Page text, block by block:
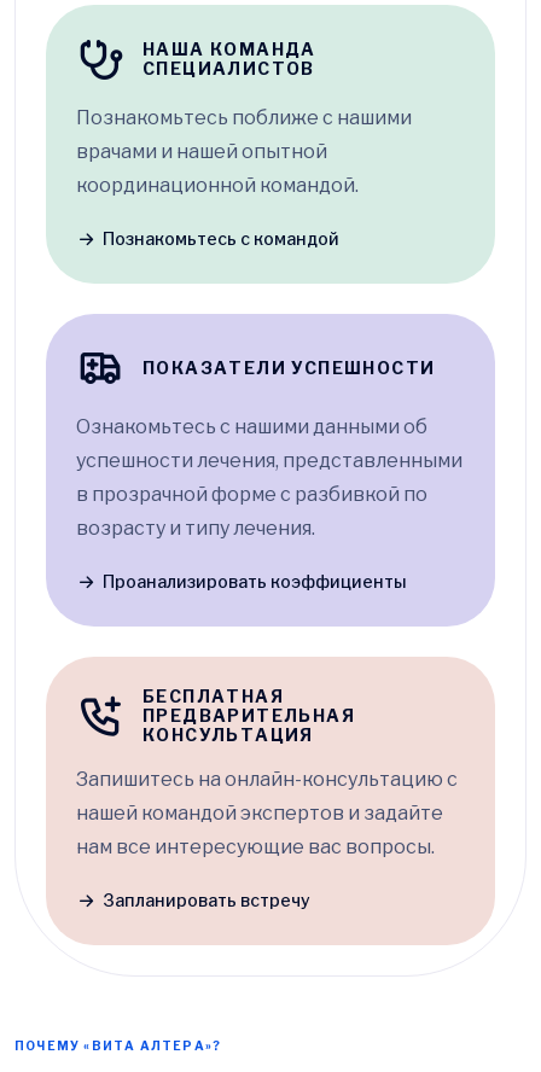
НАША КОМАНДА
СПЕЦИАЛИСТОВ
Познакомьтесь поближе с нашими
врачами и нашей опытной
координационной командой.
Познакомьтесь с командой
ПОКАЗАТЕЛИ УСПЕШНОСТИ
Ознакомьтесь с нашими данными об
успешности лечения, представленными
в прозрачной форме с разбивкой по
возрасту и типу лечения.
Проанализировать коэффициенты
БЕСПЛАТНАЯ
ПРЕДВАРИТЕЛЬНАЯ
КОНСУЛЬТАЦИЯ
Запишитесь на онлайн-консультацию с
нашей командой экспертов и задайте
нам все интересующие вас вопросы.
Запланировать встречу
ПОЧЕМУ «ВИТА АЛТЕРА»?